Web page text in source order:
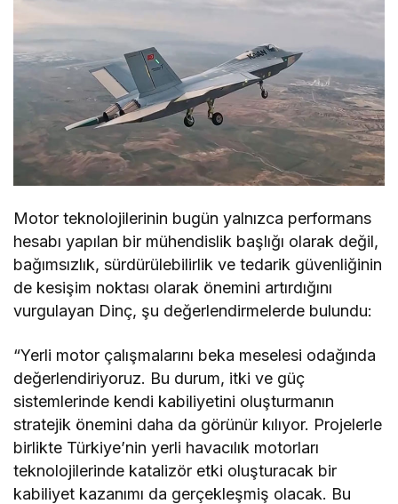
Motor teknolojilerinin bugün yalnızca performans
hesabı yapılan bir mühendislik başlığı olarak değil,
bağımsızlık, sürdürülebilirlik ve tedarik güvenliğinin
de kesişim noktası olarak önemini artırdığını
vurgulayan Dinç, şu değerlendirmelerde bulundu:
“Yerli motor çalışmalarını beka meselesi odağında
değerlendiriyoruz. Bu durum, itki ve güç
sistemlerinde kendi kabiliyetini oluşturmanın
stratejik önemini daha da görünür kılıyor. Projelerle
birlikte Türkiye’nin yerli havacılık motorları
teknolojilerinde katalizör etki oluşturacak bir
kabiliyet kazanımı da gerçekleşmiş olacak. Bu